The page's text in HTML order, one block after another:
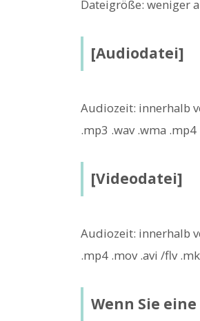
Dateigröße: weniger
[Audiodatei]
Audiozeit: innerhalb
.mp3 .wav .wma
[Videodatei]
Audiozeit: innerhalb
.mp4 .mov .avi /flv
Wenn Sie